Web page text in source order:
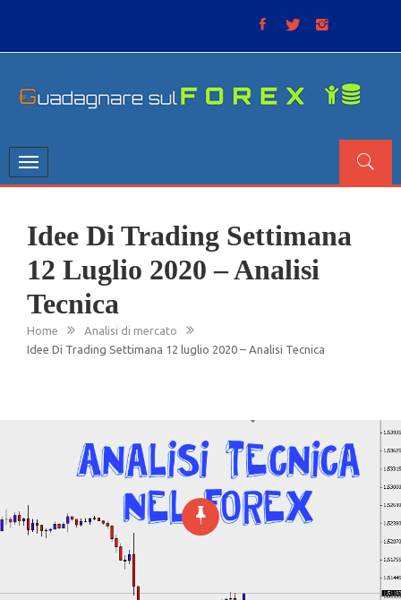
Toggle
navigation
Idee Di Trading Settimana
12 Luglio 2020 – Analisi
Tecnica
Home
Analisi di mercato
Idee Di Trading Settimana 12 luglio 2020 – Analisi Tecnica